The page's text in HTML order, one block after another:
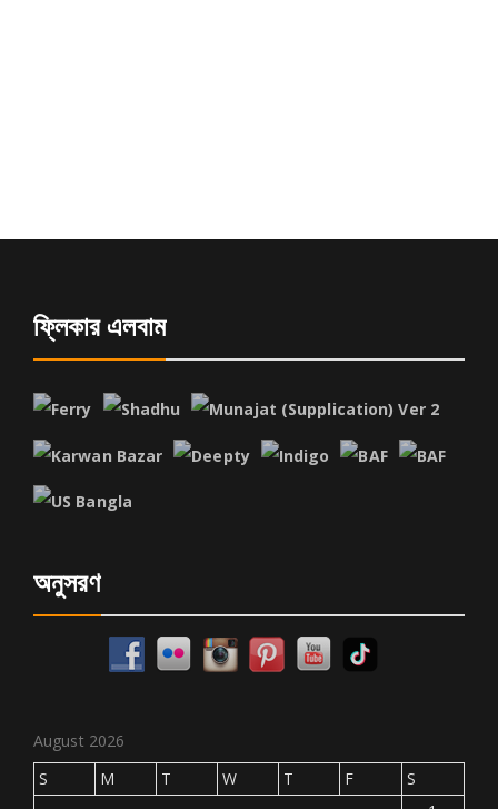
ফ্লিকার এলবাম
অনুসরণ
August 2026
S
M T W T F
S